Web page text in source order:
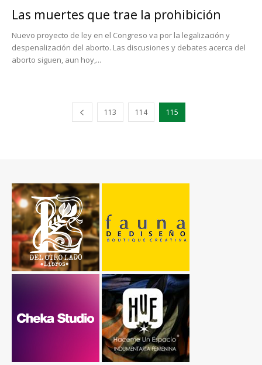
Las muertes que trae la prohibición
Nuevo proyecto de ley en el Congreso va por la legalización y
despenalización del aborto. Las discusiones y debates acerca del
aborto siguen, aun hoy,...
113 114 115